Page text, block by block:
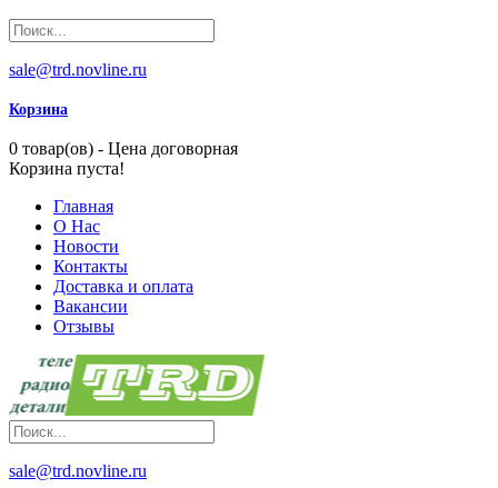
sale@trd.novline.ru
Корзина
0 товар(ов) - Цена договорная
Корзина пуста!
Главная
О Нас
Новости
Контакты
Доставка и оплата
Вакансии
Отзывы
sale@trd.novline.ru